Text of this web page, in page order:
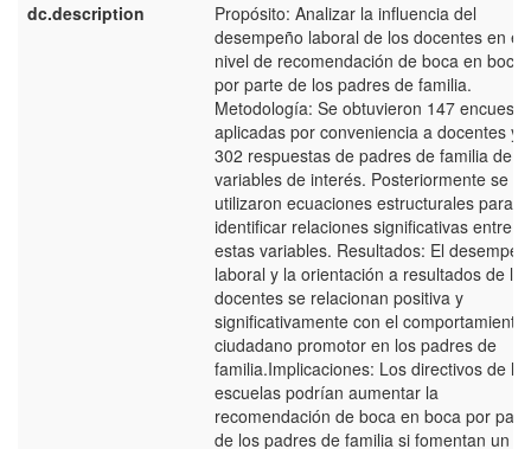
dc.description
Propósito: Analizar la influencia del
desempeño laboral de los docentes en el
nivel de recomendación de boca en boca
por parte de los padres de familia.
Metodología: Se obtuvieron 147
aplicadas por conveniencia a docentes y
302 respuestas de padres de familia de
variables de interés. Posteriormente se
utilizaron ecuaciones estructurales para
identificar relaciones significativas entre
estas variables. Resultados: El
laboral y la orientación a resultados de los
docentes se relacionan positiva y
significativamente con el comportamiento
ciudadano promotor en los padres de
familia.Implicaciones: Los directivos de las
escuelas podrían aumentar la
recomendación de boca en boca por
de los padres de familia si fomentan un